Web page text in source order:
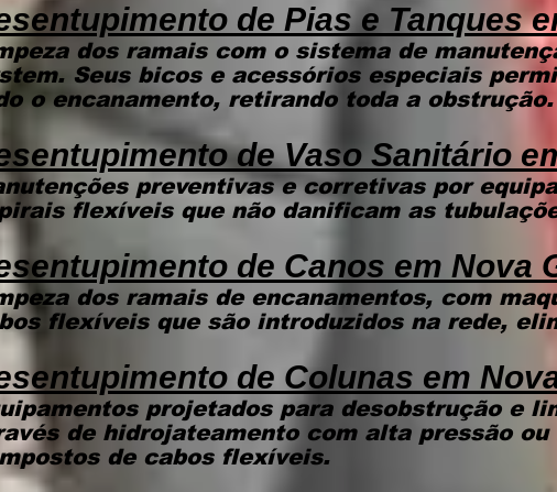
de Pias e Tanques
dos ramais com o sistema de
Seus bicos e acessórios especiais
o encanamento, retirando toda a obstrução.
de Vaso Sanitário
preventivas e corretivas por
flexíveis que não danificam as
de Canos em Nova
dos ramais de encanamentos, com
flexíveis que são introduzidos na rede,
de Colunas em
projetados para desobstrução e
de hidrojateamento com alta pressão
de cabos flexíveis.